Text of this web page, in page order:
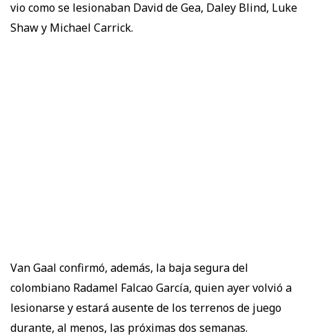
vio como se lesionaban David de Gea, Daley Blind, Luke
Shaw y Michael Carrick.
Van Gaal confirmó, además, la baja segura del
colombiano Radamel Falcao García, quien ayer volvió a
lesionarse y estará ausente de los terrenos de juego
durante, al menos, las próximas dos semanas.